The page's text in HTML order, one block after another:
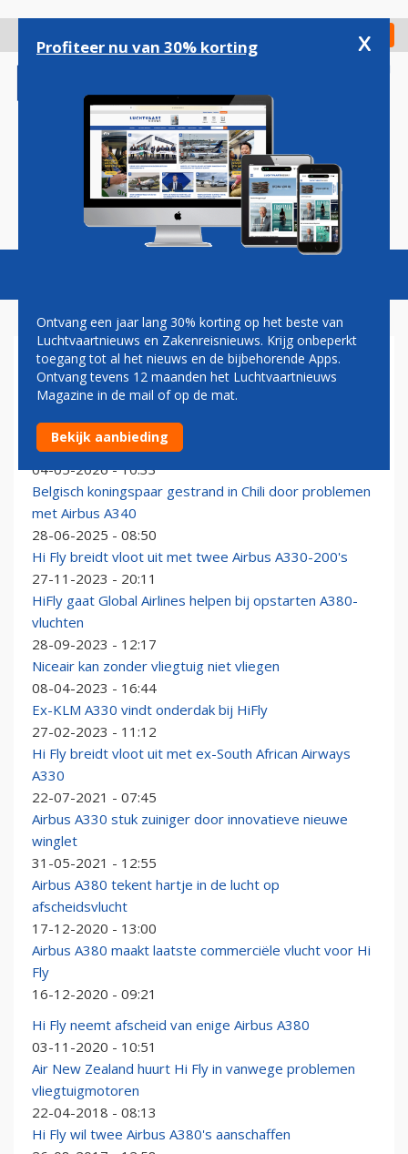
gaan
Check in
Magazine Podcasts Vacatures
HI FLY
Hi Fly-oprichter, zakenman en filantroop Paulo Mirpuri
overleden
04-05-2026 - 10:33
Belgisch koningspaar gestrand in Chili door problemen
met Airbus A340
28-06-2025 - 08:50
Hi Fly breidt vloot uit met twee Airbus A330-200's
27-11-2023 - 20:11
HiFly gaat Global Airlines helpen bij opstarten A380-
vluchten
28-09-2023 - 12:17
Niceair kan zonder vliegtuig niet vliegen
08-04-2023 - 16:44
Ex-KLM A330 vindt onderdak bij HiFly
27-02-2023 - 11:12
Hi Fly breidt vloot uit met ex-South African Airways
A330
22-07-2021 - 07:45
Airbus A330 stuk zuiniger door innovatieve nieuwe
winglet
31-05-2021 - 12:55
Airbus A380 tekent hartje in de lucht op
afscheidsvlucht
17-12-2020 - 13:00
Airbus A380 maakt laatste commerciële vlucht voor Hi
Fly
16-12-2020 - 09:21
Hi Fly neemt afscheid van enige Airbus A380
03-11-2020 - 10:51
Air New Zealand huurt Hi Fly in vanwege problemen
vliegtuigmotoren
22-04-2018 - 08:13
Hi Fly wil twee Airbus A380's aanschaffen
Profiteer nu van 30% korting x
Ontvang een jaar lang 30% korting op het beste van
Luchtvaartnieuws en Zakenreisnieuws. Krijg onbeperkt
toegang tot al het nieuws en de bijbehorende Apps.
Ontvang tevens 12 maanden het Luchtvaartnieuws
Magazine in de mail of op de mat.
Bekijk aanbieding